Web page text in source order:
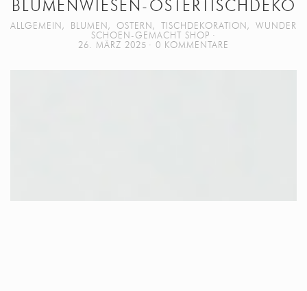
BLUMENWIESEN-OSTERTISCHDEKO
ALLGEMEIN , BLUMEN , OSTERN , TISCHDEKORATION , WUNDER
SCHOEN-GEMACHT SHOP
26. MÄRZ 2025
0 KOMMENTARE